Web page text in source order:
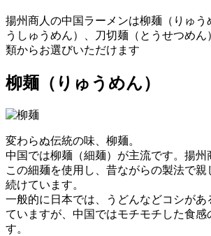
揚州商人の中国ラーメンは柳麺（りゅう
うしゅうめん）、刀切麺（とうせつめ
類からお選びいただけます
柳麺 （りゅうめん）
変わらぬ伝統の味、柳麺。
中国では柳麺（細麺）が主流です。揚州
この細麺を使用し、昔ながらの製法で親
続けています。
一般的に日本では、うどんなどコシがあ
ていますが、中国ではモチモチした食感
す。